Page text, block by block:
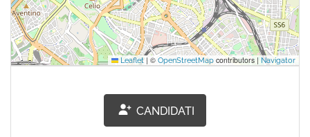
Leaflet | © OpenStreetMap contributors | Navigator
CANDIDATI